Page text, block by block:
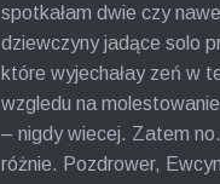
spotkałam dwie czy
dziewczyny jadące solo
które wyjechałay zeń w
wzgledu na
– nigdy wiecej. Zatem
różnie. Pozdrower,